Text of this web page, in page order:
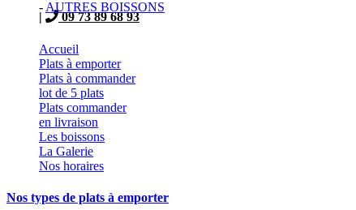
| 09 73 89 68 93
Accueil
Plats à emporter
Plats à commander
lot de 5 plats
Plats commander
en livraison
Les boissons
La Galerie
Nos horaires
Nos types de plats à emporter
- AUTRES BOISSONS